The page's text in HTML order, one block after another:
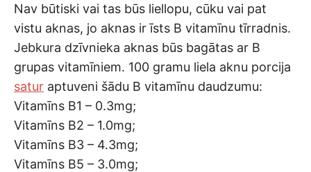
Nav būtiski vai tas būs liellopu, cūku vai pat
vistu aknas, jo aknas ir īsts B vitamīnu tīrradnis.
Jebkura dzīvnieka aknas būs bagātas ar B
grupas vitamīniem. 100 gramu liela aknu porcija
satur aptuveni šādu B vitamīnu daudzumu:
Vitamīns B1 – 0.3mg;
Vitamīns B2 – 1.0mg;
Vitamīns B3 – 4.3mg;
Vitamīns B5 – 3.0mg;